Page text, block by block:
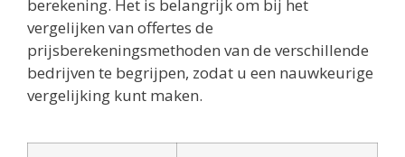
berekening. Het is belangrijk om bij het
vergelijken van offertes de
prijsberekeningsmethoden van de verschillende
bedrijven te begrijpen, zodat u een nauwkeurige
vergelijking kunt maken.